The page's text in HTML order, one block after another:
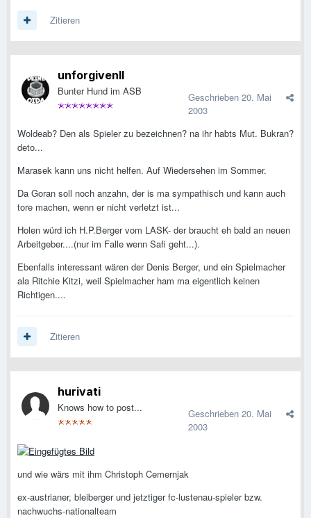
Zitieren
unforgivenll
Bunter Hund im ASB Geschrieben 20. Mai
2003
Woldeab? Den als Spieler zu bezeichnen? na ihr habts Mut. Bukran?
deto...
Marasek kann uns nicht helfen. Auf Wiedersehen im Sommer.
Da Goran soll noch anzahn, der is ma sympathisch und kann auch
tore machen, wenn er nicht verletzt ist...
Holen würd ich H.P.Berger vom LASK- der braucht eh bald an neuen
Arbeitgeber....(nur im Falle wenn Safi geht...).
Ebenfalls interessant wären der Denis Berger, und ein Spielmacher
ala Ritchie Kitzi, weil Spielmacher ham ma eigentlich keinen
Richtigen....
Zitieren
hurivati
Knows how to post... Geschrieben 20. Mai
2003
und wie wärs mit ihm Christoph Cemernjak
ex-austrianer, bleiberger und jetztiger fc-lustenau-spieler bzw.
nachwuchs-nationalteam